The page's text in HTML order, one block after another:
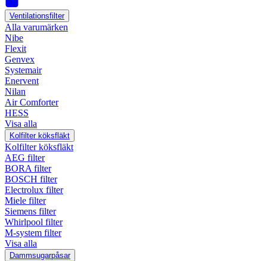
Ventilationsfilter
Alla varumärken
Nibe
Flexit
Genvex
Systemair
Enervent
Nilan
Air Comforter
HESS
Visa alla
Kolfilter köksfläkt
Kolfilter köksfläkt
AEG filter
BORA filter
BOSCH filter
Electrolux filter
Miele filter
Siemens filter
Whirlpool filter
M-system filter
Visa alla
Dammsugarpåsar